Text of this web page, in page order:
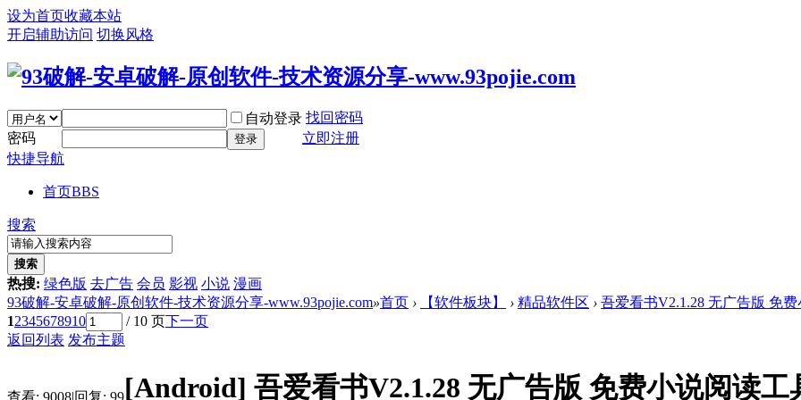
设为首页收藏本站
开启辅助访问 切换风格
自动登录 找回密码
密码
登录
立即注册
快捷导航
首页BBS
搜索
搜索
热搜: 绿色版 去广告 会员 影视 小说 漫画
93破解-安卓破解-原创软件-技术资源分享-www.93pojie.com»首页 › 【软件板块】 › 精品软件区 › 吾爱看书V2.1.28 无广告版 免
12345678910 / 10 页下一页
返回列表 发布主题
查看: 9008|回复: 99[Android] 吾爱看书V2.1.28 无广告版 免费小说阅读工